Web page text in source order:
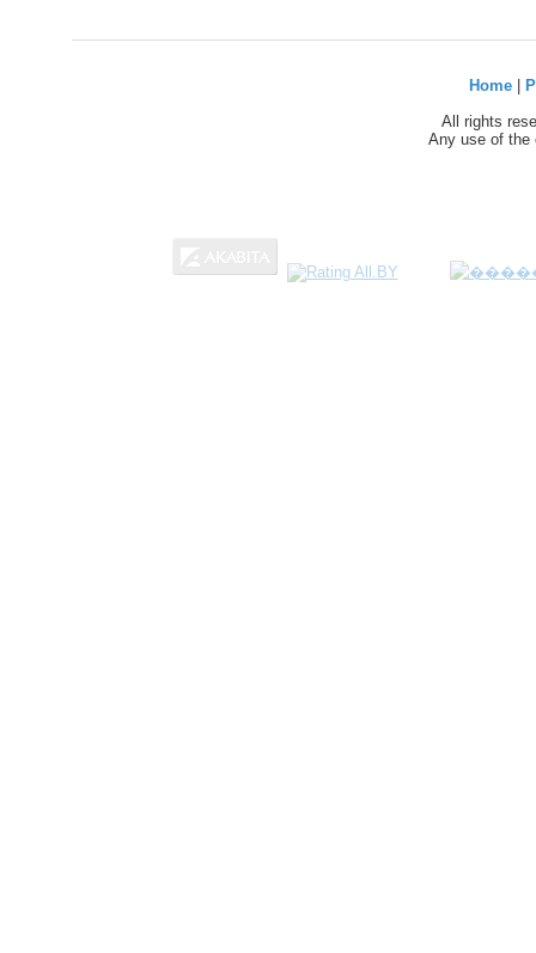
Home|
All rights
Any use of the